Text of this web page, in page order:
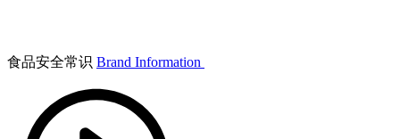
食品安全常识 Brand Information